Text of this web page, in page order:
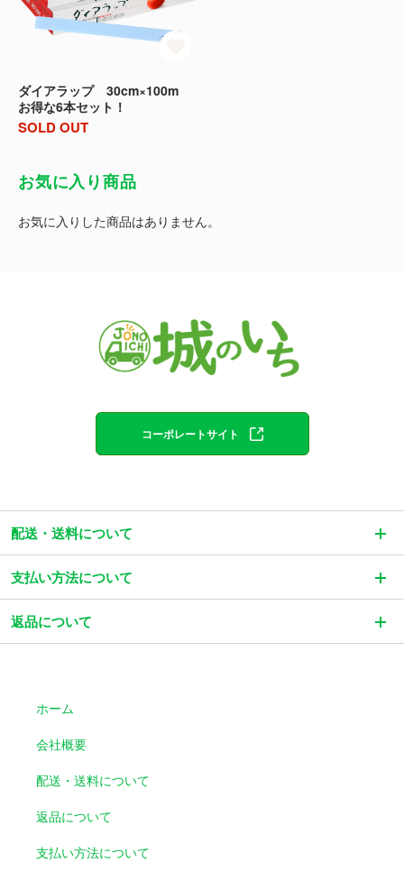
ダイアラップ 30cm×100m
お得な6本セット！
SOLD OUT
お気に入り商品
お気に入りした商品はありません。
コーポレートサイト
ショッピングガイド
配送・送料について
支払い方法について
返品について
ホーム
会社概要
配送・送料について
返品について
支払い方法について